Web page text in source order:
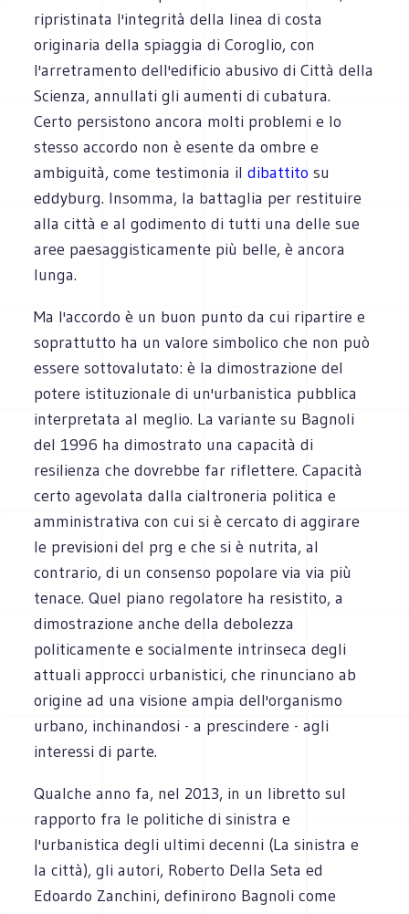
ripristinata l'integrità della linea di costa
originaria della spiaggia di Coroglio, con
l'arretramento dell'edificio abusivo di Città della
Scienza, annullati gli aumenti di cubatura.
Certo persistono ancora molti problemi e lo
stesso accordo non è esente da ombre e
ambiguità, come testimonia ildibattito su
eddyburg. Insomma, la battaglia per restituire
alla città e al godimento di tutti una delle sue
aree paesaggisticamente più belle, è ancora
lunga.
Ma l'accordo è un buon punto da cui ripartire e
soprattutto ha un valore simbolico che non può
essere sottovalutato: è la dimostrazione del
potere istituzionale di un'urbanistica pubblica
interpretata al meglio. La variante su Bagnoli
del 1996 ha dimostrato una capacità di
resilienza che dovrebbe far riflettere. Capacità
certo agevolata dalla cialtroneria politica e
amministrativa con cui si è cercato di aggirare
le previsioni del prg e che si è nutrita, al
contrario, di un consenso popolare via via più
tenace. Quel piano regolatore ha resistito, a
dimostrazione anche della debolezza
politicamente e socialmente intrinseca degli
attuali approcci urbanistici, che rinunciano ab
origine ad una visione ampia dell'organismo
urbano, inchinandosi - a prescindere - agli
interessi di parte.
Qualche anno fa, nel 2013, in un libretto sul
rapporto fra le politiche di sinistra e
l'urbanistica degli ultimi decenni (La sinistra e
la città), gli autori, Roberto Della Seta ed
Edoardo Zanchini, definirono Bagnoli come